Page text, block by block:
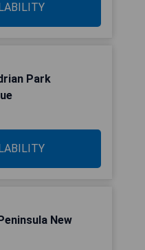
Park
New